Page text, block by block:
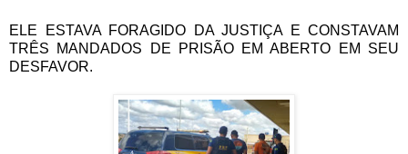
ELE ESTAVA FORAGIDO DA JUSTIÇA E CONSTAVAM
TRÊS MANDADOS DE PRISÃO EM ABERTO EM SEU
DESFAVOR.